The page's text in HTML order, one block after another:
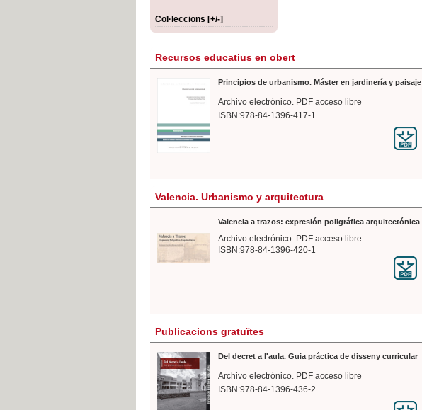
Col·leccions [+/-]
Recursos educatius en obert
Principios de urbanismo. Máster en jardinería y paisaje
Archivo electrónico. PDF acceso libre
ISBN:978-84-1396-417-1
Valencia. Urbanismo y arquitectura
Valencia a trazos: expresión poligráfica arquitectónica
Archivo electrónico. PDF acceso libre
ISBN:978-84-1396-420-1
Publicacions gratuïtes
Del decret a l'aula. Guia práctica de disseny curricular
Archivo electrónico. PDF acceso libre
ISBN:978-84-1396-436-2